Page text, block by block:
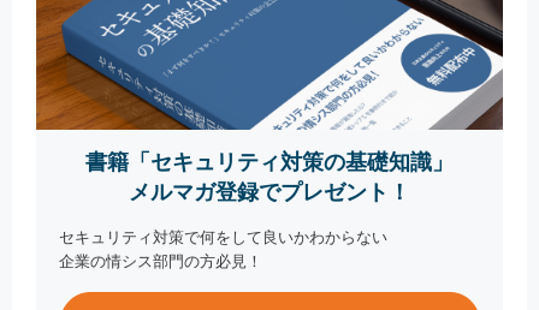
書籍「セキュリティ対策の基礎知識」
メルマガ登録でプレゼント！
セキュリティ対策で何をして良いかわからない
企業の情シス部門の方必見！